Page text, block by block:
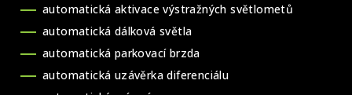
automatická aktivace výstražných světlometů
automatická dálková světla
automatická parkovací brzda
automatická uzávěrka diferenciálu